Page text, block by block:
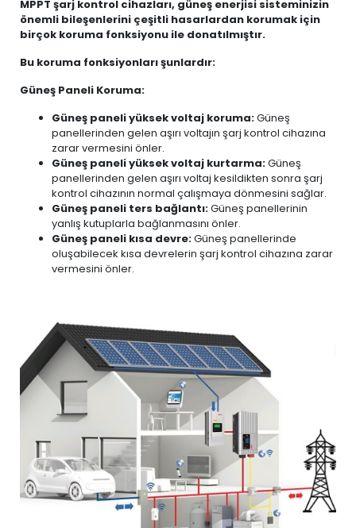
MPPT şarj kontrol cihazları, güneş enerjisi sisteminizin
önemli bileşenlerini çeşitli hasarlardan korumak için
birçok koruma fonksiyonu ile donatılmıştır.
Bu koruma fonksiyonları şunlardır:
Güneş Paneli Koruma:
Güneş paneli yüksek voltaj koruma:Güneş
panellerinden gelen aşırı voltajın şarj kontrol cihazına
zarar vermesini önler.
Güneş paneli yüksek voltaj kurtarma:Güneş
panellerinden gelen aşırı voltaj kesildikten sonra şarj
kontrol cihazının normal çalışmaya dönmesini sağlar.
Güneş paneli ters bağlantı:Güneş panellerinin
yanlış kutuplarla bağlanmasını önler.
Güneş paneli kısa devre:Güneş panellerinde
oluşabilecek kısa devrelerin şarj kontrol cihazına zarar
vermesini önler.